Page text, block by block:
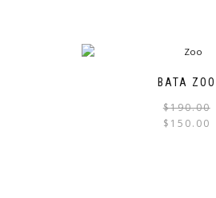
BATA ZOO
$190.00
$ 150.00